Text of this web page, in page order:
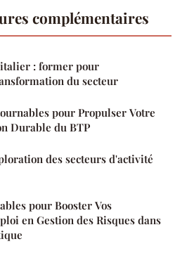
complémentaires
: former pour
du secteur
pour Propulser Votre
Durable du BTP
des secteurs d'activité
pour Booster Vos
en Gestion des Risques dans